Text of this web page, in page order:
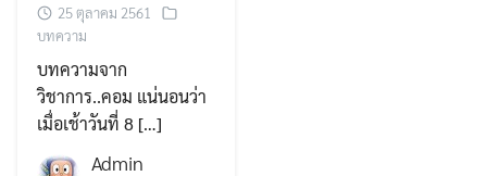
25 ตุลาคม 2561
บทความ
บทความจาก
วิชาการ..คอม แน่นอนว่า
เมื่อเช้าวันที่ 8 […]
Admin